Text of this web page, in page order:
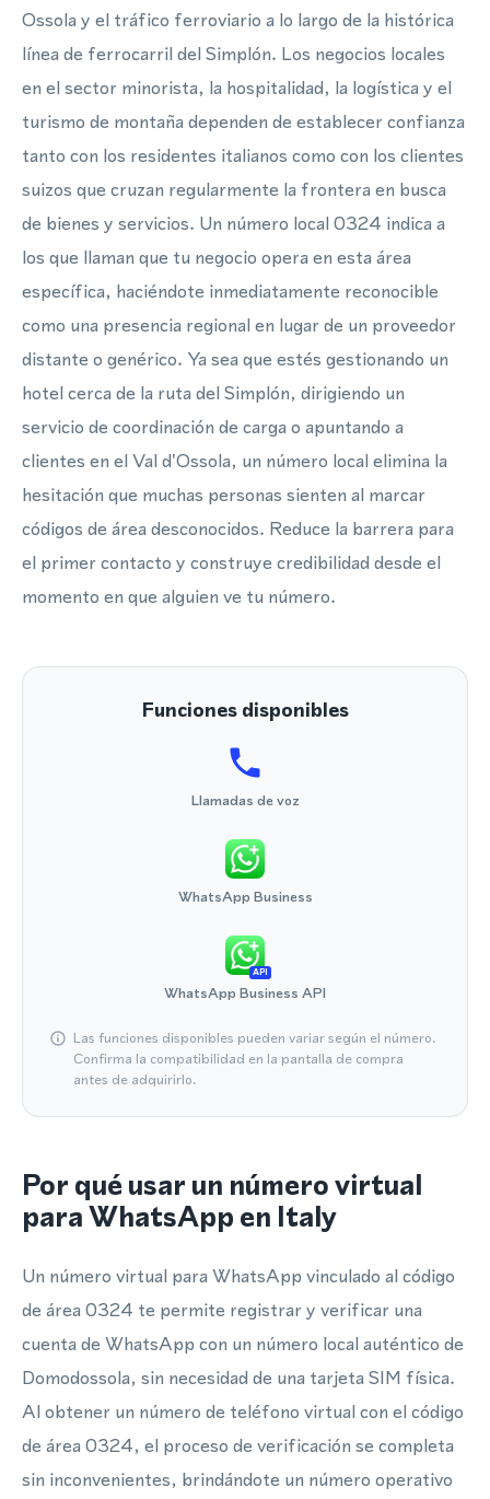
Ossola y el tráfico ferroviario a lo largo de la histórica
línea de ferrocarril del Simplón. Los negocios locales
en el sector minorista, la hospitalidad, la logística y el
turismo de montaña dependen de establecer confianza
tanto con los residentes italianos como con los clientes
suizos que cruzan regularmente la frontera en busca
de bienes y servicios. Un número local 0324 indica a
los que llaman que tu negocio opera en esta área
específica, haciéndote inmediatamente reconocible
como una presencia regional en lugar de un proveedor
distante o genérico. Ya sea que estés gestionando un
hotel cerca de la ruta del Simplón, dirigiendo un
servicio de coordinación de carga o apuntando a
clientes en el Val d'Ossola, un número local elimina la
hesitación que muchas personas sienten al marcar
códigos de área desconocidos. Reduce la barrera para
el primer contacto y construye credibilidad desde el
momento en que alguien ve tu número.
Funciones disponibles
Llamadas de voz
WhatsApp Business
API
WhatsApp Business API
Las funciones disponibles pueden variar según el número.
Confirma la compatibilidad en la pantalla de compra
antes de adquirirlo.
Por qué usar un número virtual
para WhatsApp en Italy
Un número virtual para WhatsApp vinculado al código
de área 0324 te permite registrar y verificar una
cuenta de WhatsApp con un número local auténtico de
Domodossola, sin necesidad de una tarjeta SIM física.
Al obtener un número de teléfono virtual con el código
de área 0324, el proceso de verificación se completa
sin inconvenientes, brindándote un número operativo